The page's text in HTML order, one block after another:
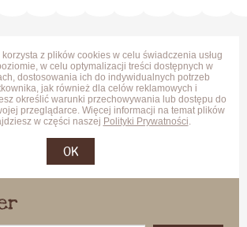
z plików cookies w celu świadczenia usług
w celu optymalizacji treści dostępnych w
dostosowania ich do indywidualnych potrzeb
jak również dla celów reklamowych i
określić warunki przechowywania lub dostępu do
przeglądarce. Więcej informacji na temat plików
w części naszej Polityki Prywatności.
OK